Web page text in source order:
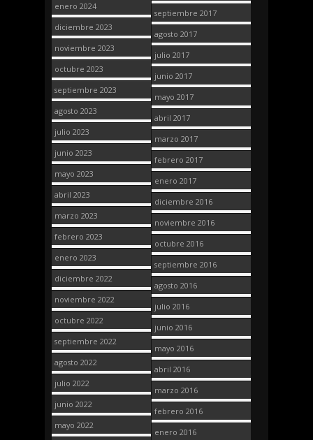
enero 2024
diciembre 2023
noviembre 2023
octubre 2023
septiembre 2023
agosto 2023
julio 2023
junio 2023
mayo 2023
abril 2023
marzo 2023
febrero 2023
enero 2023
diciembre 2022
noviembre 2022
octubre 2022
septiembre 2022
agosto 2022
julio 2022
junio 2022
mayo 2022
septiembre 2017
agosto 2017
julio 2017
junio 2017
mayo 2017
abril 2017
marzo 2017
febrero 2017
enero 2017
diciembre 2016
noviembre 2016
octubre 2016
septiembre 2016
agosto 2016
julio 2016
junio 2016
mayo 2016
abril 2016
marzo 2016
febrero 2016
enero 2016